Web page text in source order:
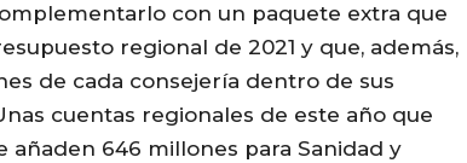
con un paquete extra que
regional de 2021 y que, además,
de cada consejería dentro de sus
cuentas regionales de este año que
añaden 646 millones para Sanidad y